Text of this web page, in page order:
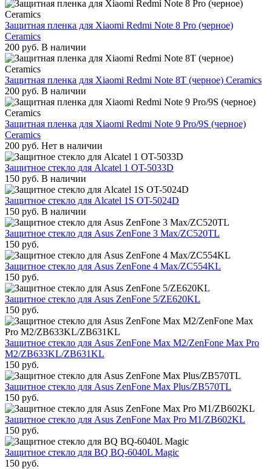
Защитная пленка для Xiaomi Redmi Note 8 Pro (черное)
Ceramics
200 руб. В наличии
Защитная пленка для Xiaomi Redmi Note 8T (черное) Ceramics
200 руб. В наличии
Защитная пленка для Xiaomi Redmi Note 9 Pro/9S (черное)
Ceramics
200 руб. Нет в наличии
Защитное стекло для Alcatel 1 OT-5033D
150 руб. В наличии
Защитное стекло для Alcatel 1S OT-5024D
150 руб. В наличии
Защитное стекло для Asus ZenFone 3 Max/ZC520TL
150 руб.
Защитное стекло для Asus ZenFone 4 Max/ZC554KL
150 руб.
Защитное стекло для Asus ZenFone 5/ZE620KL
150 руб.
Защитное стекло для Asus ZenFone Max M2/ZenFone Max Pro
M2/ZB633KL/ZB631KL
150 руб.
Защитное стекло для Asus ZenFone Max Plus/ZB570TL
150 руб.
Защитное стекло для Asus ZenFone Max Pro M1/ZB602KL
150 руб.
Защитное стекло для BQ BQ-6040L Magic
150 руб.